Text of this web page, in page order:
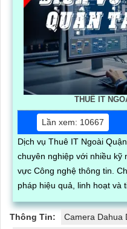
THUÊ IT
Lần xem: 10667
Dịch vụ Thuê IT Ngoài
chuyên nghiệp với nhiều kỹ
vực Công nghệ thông tin. Chúng tôi cam kết đem lại giải
pháp hiệu quả, linh hoạt và
nghiệp
Thông Tin:
Camera Dahua